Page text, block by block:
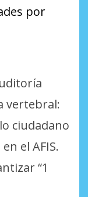
por
vertebral:
ciudadano
el AFIS.
“1